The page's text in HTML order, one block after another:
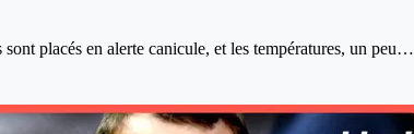
placés en alerte canicule, et les températures, un peu…